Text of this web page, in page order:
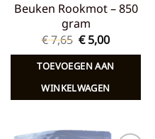
Beuken Rookmot – 850
gram
€7,65
prijs
was:
€ 7,65.
€5,00Huidige
is:
€ 5,00.
TOEVOEGEN AAN
WINKELWAGEN